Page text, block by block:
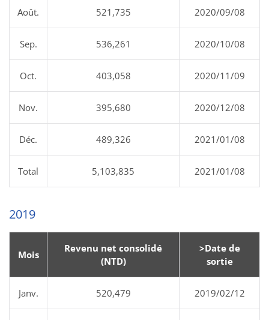
Août. 521,735 2020/09/08
Sep. 536,261 2020/10/08
Oct. 403,058 2020/11/09
Nov. 395,680 2020/12/08
Déc. 489,326 2021/01/08
Total 5,103,835 2021/01/08
2019
Mois
Revenu net consolidé
(NTD)
>Date de
sortie
Janv. 520,479 2019/02/12